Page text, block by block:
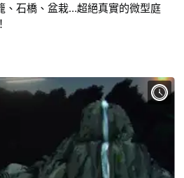
、石橋、盆栽…超絕真實的微型庭